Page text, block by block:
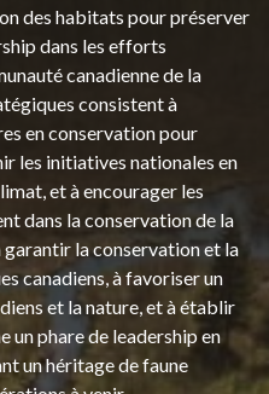
des habitats pour préserver
dans les efforts
canadienne de la
consistent à
en conservation pour
les initiatives nationales en
et à encourager les
dans la conservation de la
garantir la conservation et la
canadiens, à favoriser un
et la nature, et à établir
phare de leadership en
un héritage de faune